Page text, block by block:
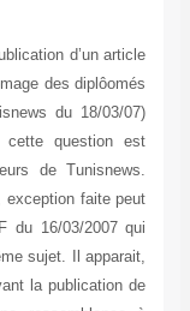
d’un article
des diplôomés
du 18/03/07)
cette question est
de Tunisnews.
exception faite peut
du 16/03/2007 qui
sujet. Il apparait,
la publication de